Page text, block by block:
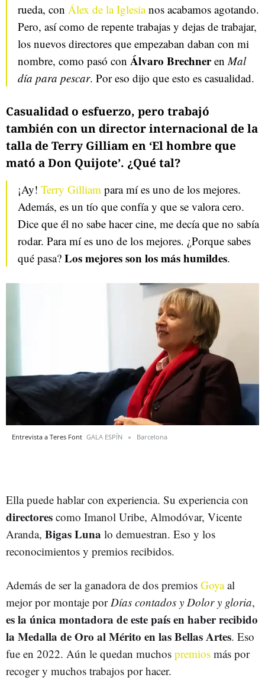
rueda, con Álex de la Iglesianos acabamos agotando.
Pero, así como de repente trabajas y dejas de trabajar,
los nuevos directores que empezaban daban con mi
nombre, como pasó con Álvaro Brechneren Mal
día para pescar. Por eso dijo que esto es casualidad.
Casualidad o esfuerzo, pero trabajó
también con un director internacional de la
talla de Terry Gilliam en ‘El hombre que
mató a Don Quijote’. ¿Qué tal?
¡Ay! Terry Gilliam para mí es uno de los mejores.
Además, es un tío que confía y que se valora cero.
Dice que él no sabe hacer cine, me decía que no sabía
rodar. Para mí es uno de los mejores. ¿Porque sabes
qué pasa? Los mejores son los más humildes.
Entrevista a Teres Font GALA ESPÍN Barcelona
Ella puede hablar con experiencia. Su experiencia con
directores como Imanol Uribe, Almodóvar, Vicente
Aranda, Bigas Luna lo demuestran. Eso y los
reconocimientos y premios recibidos.
Además de ser la ganadora de dos premios Goyaal
mejor por montaje porDías contados y Dolor y gloria,
es la única montadora de este país en haber recibido
la Medalla de Oro al Mérito en las Bellas Artes. Eso
fue en 2022. Aún le quedan muchos premios más por
recoger y muchos trabajos por hacer.